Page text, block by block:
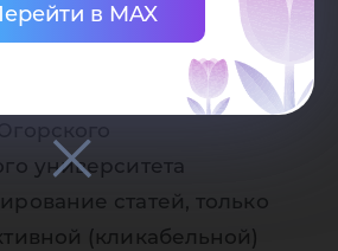
в MAX
университета
статей, только
(кликабельной)